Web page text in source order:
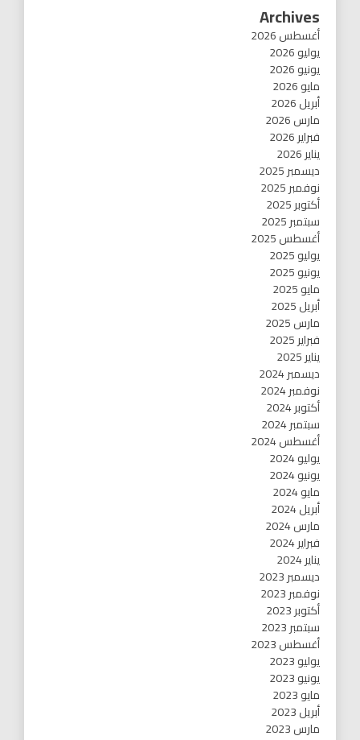
Archives
أغسطس 2026
يوليو 2026
يونيو 2026
مايو 2026
أبريل 2026
مارس 2026
فبراير 2026
يناير 2026
ديسمبر 2025
نوفمبر 2025
أكتوبر 2025
سبتمبر 2025
أغسطس 2025
يوليو 2025
يونيو 2025
مايو 2025
أبريل 2025
مارس 2025
فبراير 2025
يناير 2025
ديسمبر 2024
نوفمبر 2024
أكتوبر 2024
سبتمبر 2024
أغسطس 2024
يوليو 2024
يونيو 2024
مايو 2024
أبريل 2024
مارس 2024
فبراير 2024
يناير 2024
ديسمبر 2023
نوفمبر 2023
أكتوبر 2023
سبتمبر 2023
أغسطس 2023
يوليو 2023
يونيو 2023
مايو 2023
أبريل 2023
مارس 2023